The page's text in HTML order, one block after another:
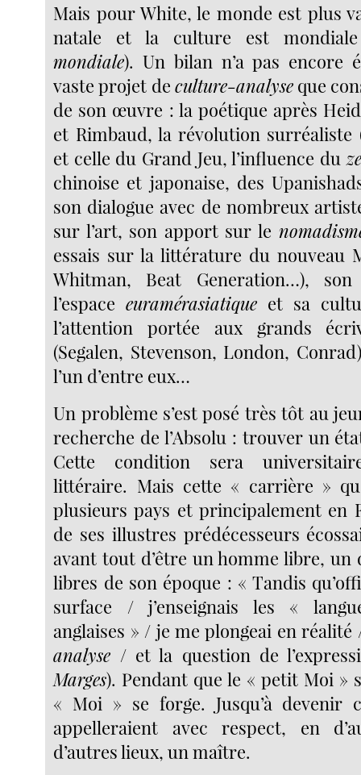
Mais pour White, le monde est plus
natale et la culture est
mondiale). Un bilan n’a pas encore
vaste projet de culture-analyseque
de son œuvre : la poétique après
et Rimbaud, la révolution surréaliste
et celle du Grand Jeu, l’influence du
chinoise et japonaise, des
son dialogue avec de nombreux
sur l’art, son apport sur le
essais sur la littérature du nouveau
Whitman, Beat Generation…),
l’espaceeuramérasiatique et sa
l’attention portée aux grands
(Segalen, Stevenson, London,
l’un d’entre eux…
Un problème s’est posé très tôt au
recherche de l’Absolu : trouver un
Cette condition sera
littéraire. Mais cette « carrière »
plusieurs pays et principalement en
de ses illustres prédécesseurs
avant tout d’être un homme libre, un
libres de son époque : « Tandis
surface / j’enseignais les «
anglaises » / je me plongeai en
analyse / et la question de
Marges). Pendant que le « petit Moi »
« Moi » se forge. Jusqu’à devenir
appelleraient avec respect, en
d’autres lieux, un maître.